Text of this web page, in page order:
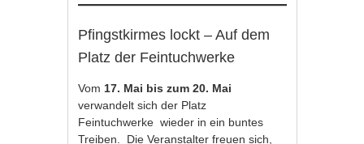
Pfingstkirmes lockt – Auf dem
Platz der Feintuchwerke
Vom17. Mai bis zum 20. Mai
verwandelt sich der Platz
Feintuchwerke wieder in ein buntes
Treiben. Die Veranstalter freuen sich,